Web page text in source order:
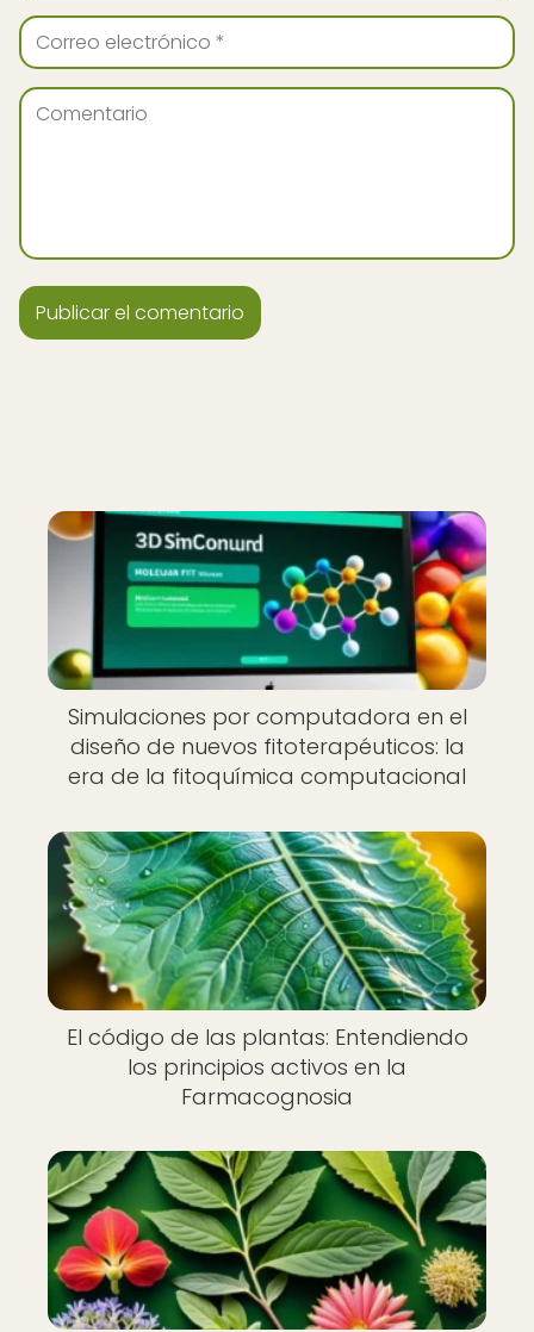
Simulaciones por computadora en el
diseño de nuevos fitoterapéuticos: la
era de la fitoquímica computacional
El código de las plantas: Entendiendo
los principios activos en la
Farmacognosia